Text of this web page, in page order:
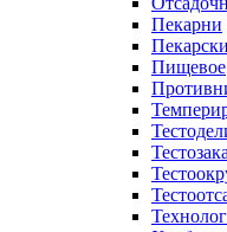
Пекарни
Пищевое